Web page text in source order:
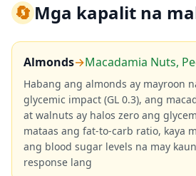
🔄Mga kapalit na
Almonds→Macadamia Nuts,
Habang ang almonds ay mayroon
glycemic impact (GL 0.3), ang
at walnuts ay halos zero ang
mataas ang fat-to-carb ratio, kaya
ang blood sugar levels na may
response lang